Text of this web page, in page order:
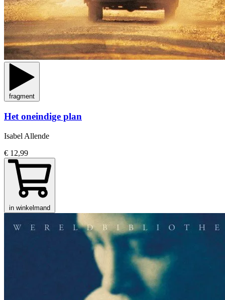
fragment
Het oneindige plan
Isabel Allende
€ 12,99
in winkelmand